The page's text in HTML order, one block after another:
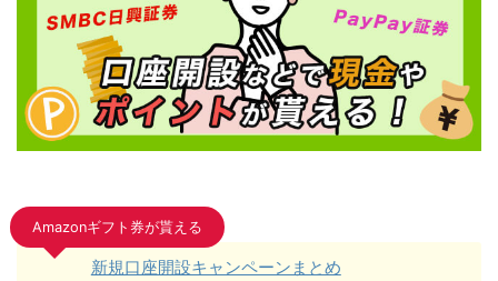
Amazonギフト券が貰える
新規口座開設キャンペーンまとめ